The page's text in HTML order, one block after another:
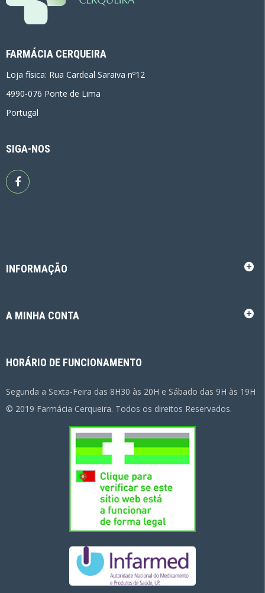
FARMÁCIA CERQUEIRA
Loja física: Rua Cardeal Saraiva nº12
4990-076 Ponte de Lima
Portugal
SIGA-NOS
INFORMAÇÃO
A MINHA CONTA
HORÁRIO DE FUNCIONAMENTO
Segunda a Sexta-Feira das 8H30 às 20H e Sábado das 9H às 19H
© 2019 Farmácia Cerqueira. Todos os direitos Reservados.